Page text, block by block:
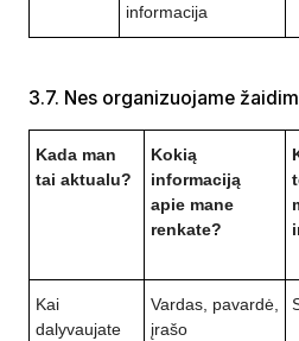
informacija
3.7. Nes organizuojame
Kada man
tai aktualu?
Kokią
informaciją
apie mane
renkate?
Kai
dalyvaujate
Vardas, pavardė,
įrašo